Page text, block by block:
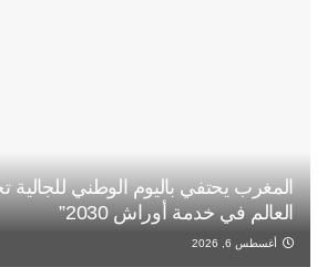
المغرب يحتفي باليوم الوطني
العالم في خدمة أوراش 2030”
أغسطس 6, 2026